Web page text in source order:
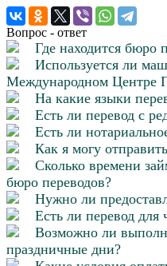
Вопрос - ответ
Где находится бюро
Используется ли
Международном Центре
На какие языки
Есть ли перевод с
Есть ли
Как я могу
Сколько времени
бюро переводов?
Нужно ли
Есть ли перевод для
Возможно ли
праздничные дни?